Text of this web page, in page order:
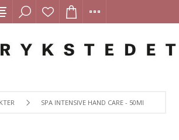
SPA INTENSIVE HAND CARE - 50ML